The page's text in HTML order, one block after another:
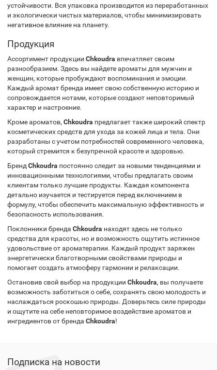
устойчивости. Вся упаковка производится из переработанных
и экологически чистых материалов, чтобы минимизировать
негативное влияние на планету.
Продукция
Ассортимент продукции Chkoudra впечатляет своим
разнообразием. Здесь вы найдете ароматы для мужчин и
женщин, которые пробуждают воспоминания и эмоции.
Каждый аромат бренда имеет свою собственную историю и
сопровождается нотами, которые создают неповторимый
характер и настроение.
Кроме ароматов, Chkoudra предлагает также широкий спектр
косметических средств для ухода за кожей лица и тела. Они
разработаны с учетом потребностей современного человека,
который стремится к безупречной красоте и здоровью.
Бренд Chkoudra постоянно следит за новыми тенденциями и
инновационными технологиями, чтобы предлагать своим
клиентам только лучшие продукты. Каждая компонента
детально изучается и тестируется перед включением в
формулу, чтобы обеспечить максимальную эффективность и
безопасность использования.
Поклонники бренда Chkoudra находят здесь не только
средства для красоты, но и возможность ощутить истинное
удовольствие от ароматерапии. Каждый продукт заряжен
энергетически благотворными свойствами природы и
помогает создать атмосферу гармонии и релаксации.
Остановив свой выбор на продукции Chkoudra, вы получаете
возможность заботиться о себе, сохранять свою молодость и
наслаждаться роскошью природы. Доверьтесь силе природы
и ощутите на себе неповторимое воздействие ароматов и
ингредиентов от бренда Chkoudra!
Подписка на новости